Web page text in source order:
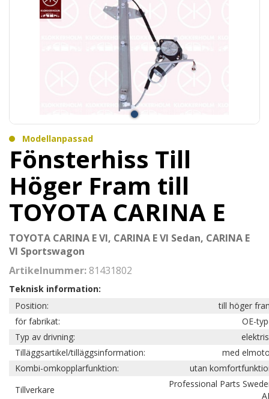
Modellanpassad
Fönsterhiss Till
Höger Fram till
TOYOTA CARINA E
TOYOTA CARINA E VI, CARINA E VI Sedan, CARINA E
VI Sportswagon
Artikelnummer: 81431802
Teknisk information:
Position:
till höger
för fabrikat:
OE-
Typ av drivning:
Tilläggsartikel/tilläggsinformation:
med
Kombi-omkopplarfunktion:
utan
Tillverkare
Professional Parts